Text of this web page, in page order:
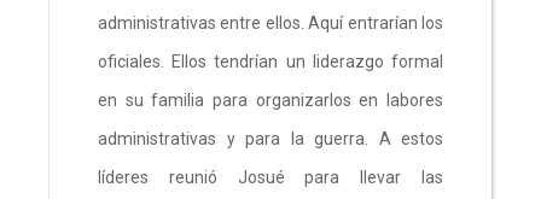
administrativas entre ellos. Aquí entrarían los
oficiales. Ellos tendrían un liderazgo formal
en su familia para organizarlos en labores
administrativas y para la guerra. A estos
líderes reunió Josué para llevar las